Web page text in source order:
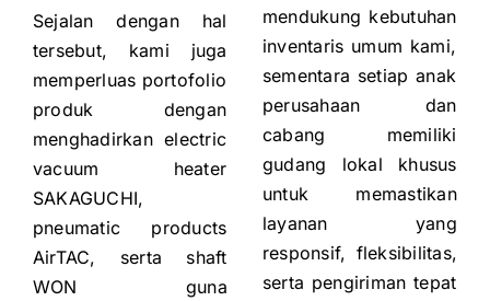
Sejalan dengan hal
tersebut, kami juga
memperluas portofolio
produk dengan
menghadirkan electric
vacuum heater
SAKAGUCHI,
pneumatic products
AirTAC, serta shaft
WON guna
mendukung kebutuhan
inventaris umum kami,
sementara setiap anak
perusahaan dan
cabang memiliki
gudang lokal khusus
untuk memastikan
layanan yang
responsif, fleksibilitas,
serta pengiriman tepat